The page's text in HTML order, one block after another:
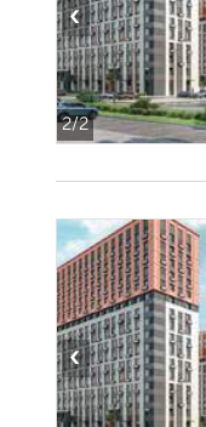
2/2
‹
‹